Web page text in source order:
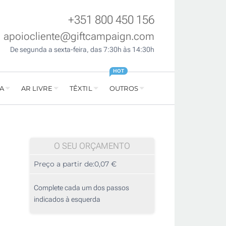
+351 800 450 156
apoiocliente@giftcampaign.com
De segunda a sexta-feira, das 7:30h às 14:30h
AR LIVRE TÊXTIL OUTROS
HOT
O SEU ORÇAMENTO
Preço a partir de:0,07 €
Complete cada um dos passos
indicados à esquerda